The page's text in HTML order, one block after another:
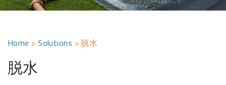
Home >Solutions >脱水
脱水